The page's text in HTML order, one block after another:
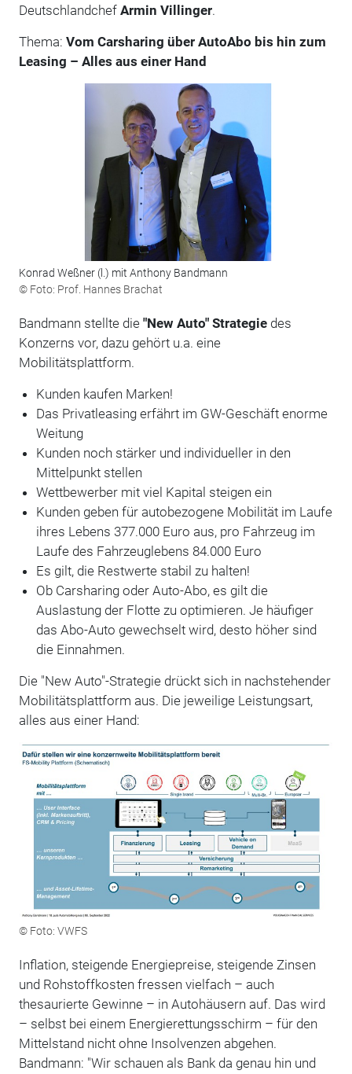
Deutschlandchef Armin Villinger.
Thema: Vom Carsharing über AutoAbo bis hin zum
Leasing – Alles aus einer Hand
Konrad Weßner (l.) mit Anthony Bandmann
© Foto: Prof. Hannes Brachat
Bandmann stellte die "New Auto" Strategie des
Konzerns vor, dazu gehört u.a. eine
Mobilitätsplattform.
Kunden kaufen Marken!
Das Privatleasing erfährt im GW-Geschäft enorme
Weitung
Kunden noch stärker und individueller in den
Mittelpunkt stellen
Wettbewerber mit viel Kapital steigen ein
Kunden geben für autobezogene Mobilität im Laufe
ihres Lebens 377.000 Euro aus, pro Fahrzeug im
Laufe des Fahrzeuglebens 84.000 Euro
Es gilt, die Restwerte stabil zu halten!
Ob Carsharing oder Auto-Abo, es gilt die
Auslastung der Flotte zu optimieren. Je häufiger
das Abo-Auto gewechselt wird, desto höher sind
die Einnahmen.
Die "New Auto"-Strategie drückt sich in nachstehender
Mobilitätsplattform aus. Die jeweilige Leistungsart,
alles aus einer Hand:
© Foto: VWFS
Inflation, steigende Energiepreise, steigende Zinsen
und Rohstoffkosten fressen vielfach – auch
thesaurierte Gewinne – in Autohäusern auf. Das wird
– selbst bei einem Energierettungsschirm – für den
Mittelstand nicht ohne Insolvenzen abgehen.
Bandmann: "Wir schauen als Bank da genau hin und